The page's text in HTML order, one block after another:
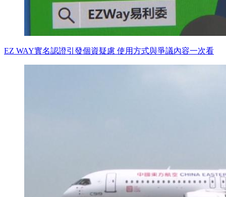
EZ WAY實名認證引發個資疑慮 使用方式與爭議內容一次看